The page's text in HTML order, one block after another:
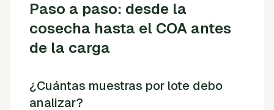
Paso a paso: desde la
cosecha hasta el COA antes
de la carga
¿Cuántas muestras por lote debo
analizar?